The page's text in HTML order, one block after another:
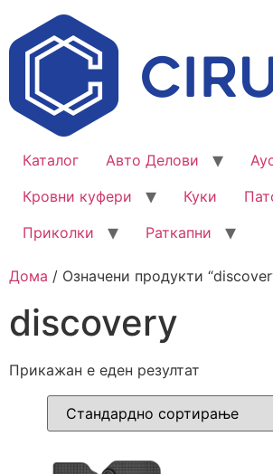
Каталог Авто Делови
Кровни куфери
Куки
Приколки
Раткапни
Дома / Означени продукти
discovery
Прикажан е еден резултат